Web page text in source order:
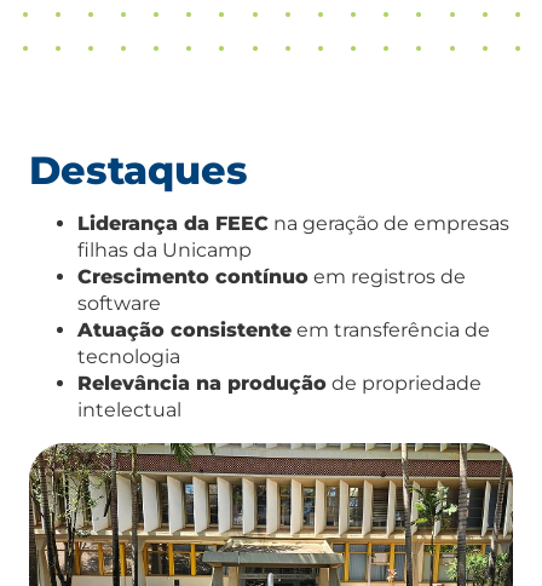
Destaques
Liderança da FEEC na geração de empresas
filhas da Unicamp
Crescimento contínuo em registros de
software
Atuação consistente em transferência de
tecnologia
Relevância na produção de propriedade
intelectual